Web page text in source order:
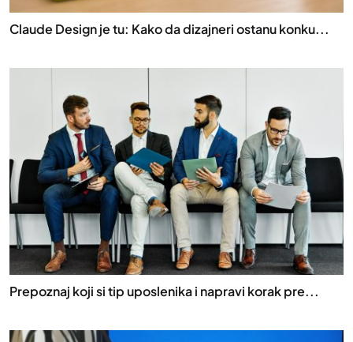
Claude Design je tu: Kako da dizajneri ostanu konku...
Prepoznaj koji si tip uposlenika i napravi korak pre...